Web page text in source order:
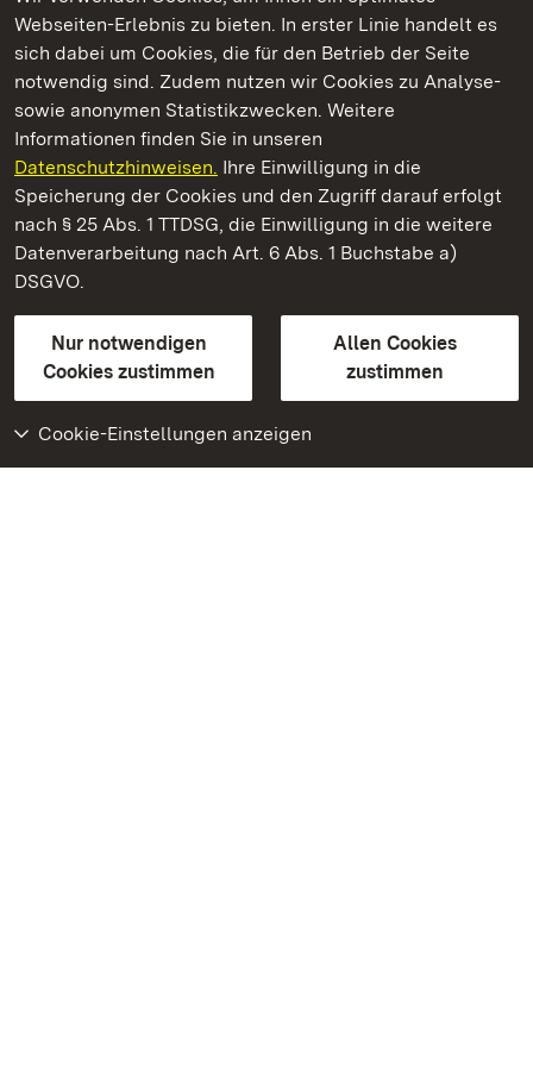
Webseiten-Erlebnis zu bieten. In erster Linie handelt es
sich dabei um Cookies, die für den Betrieb der Seite
notwendig sind. Zudem nutzen wir Cookies zu Analyse-
sowie anonymen Statistikzwecken. Weitere
Informationen finden Sie in unseren
Datenschutzhinweisen. Ihre Einwilligung in die
Speicherung der Cookies und den Zugriff darauf erfolgt
nach § 25 Abs. 1 TTDSG, die Einwilligung in die weitere
Datenverarbeitung nach Art. 6 Abs. 1 Buchstabe a)
DSGVO.
Nur notwendigen
Cookies zustimmen
Allen Cookies
zustimmen
Cookie-Einstellungen anzeigen
Kommen. Staunen. Genießen.
Staatliche Schlösser und Gärten Baden‑Württemberg
Staatliche Schlösser und Gärten Baden-Württemberg
Kontakt
GebärdenspracheLeichte Sprache
Erklärung zur Barrierefreiheit
BITV-konform (geprüfte Seiten)
Weiteres